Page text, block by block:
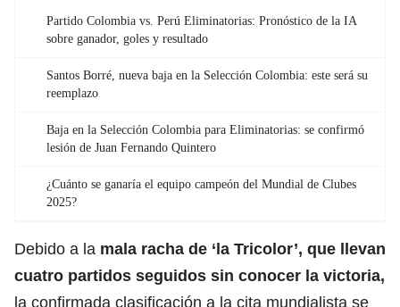
Partido Colombia vs. Perú Eliminatorias: Pronóstico de la IA
sobre ganador, goles y resultado
Santos Borré, nueva baja en la Selección Colombia: este será su
reemplazo
Baja en la Selección Colombia para Eliminatorias: se confirmó
lesión de Juan Fernando Quintero
¿Cuánto se ganaría el equipo campeón del Mundial de Clubes
2025?
Debido a la mala racha de ‘la Tricolor’, que llevan
cuatro partidos seguidos sin conocer la victoria,
la confirmada clasificación a la cita mundialista se